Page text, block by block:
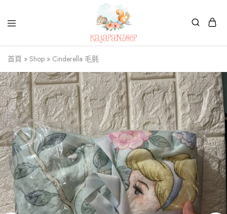
Kajapanshop
日
韓
百
貨
店
首頁 » Shop » Cinderella 毛氈